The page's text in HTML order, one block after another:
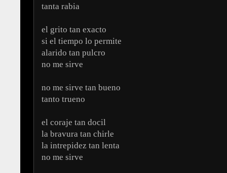
tanta rabia
el grito tan exacto
si el tiempo lo permite
alarido tan pulcro
no me sirve
no me sirve tan bueno
tanto trueno
el coraje tan docil
la bravura tan chirle
la intrepidez tan lenta
no me sirve